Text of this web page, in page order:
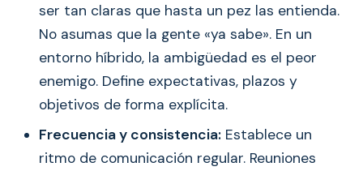
ser tan claras que hasta un pez las entienda.
No asumas que la gente «ya sabe». En un
entorno híbrido, la ambigüedad es el peor
enemigo. Define expectativas, plazos y
objetivos de forma explícita.
Frecuencia y consistencia: Establece un
ritmo de comunicación regular. Reuniones